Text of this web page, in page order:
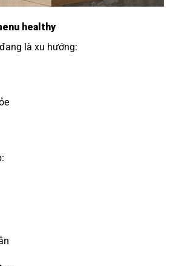
healthy
là xu hướng: